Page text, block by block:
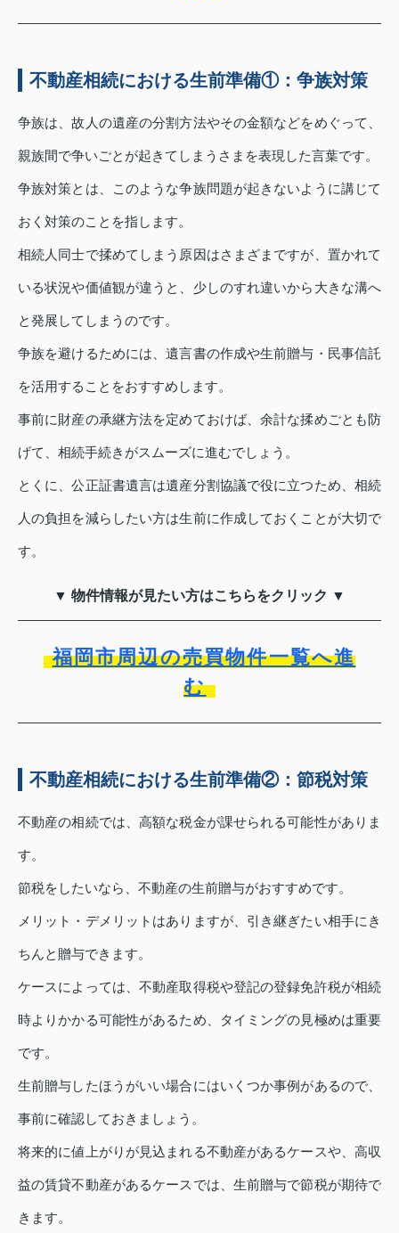
不動産相続における生前準備①：争族対策
争族は、故人の遺産の分割方法やその金額などをめぐって、
親族間で争いごとが起きてしまうさまを表現した言葉です。
争族対策とは、このような争族問題が起きないように講じて
おく対策のことを指します。
相続人同士で揉めてしまう原因はさまざまですが、置かれて
いる状況や価値観が違うと、少しのすれ違いから大きな溝へ
と発展してしまうのです。
争族を避けるためには、遺言書の作成や生前贈与・民事信託
を活用することをおすすめします。
事前に財産の承継方法を定めておけば、余計な揉めごとも防
げて、相続手続きがスムーズに進むでしょう。
とくに、公正証書遺言は遺産分割協議で役に立つため、相続
人の負担を減らしたい方は生前に作成しておくことが大切で
す。
▼ 物件情報が見たい方はこちらをクリック ▼
福岡市周辺の売買物件一覧へ進
む
不動産相続における生前準備②：節税対策
不動産の相続では、高額な税金が課せられる可能性がありま
す。
節税をしたいなら、不動産の生前贈与がおすすめです。
メリット・デメリットはありますが、引き継ぎたい相手にき
ちんと贈与できます。
ケースによっては、不動産取得税や登記の登録免許税が相続
時よりかかる可能性があるため、タイミングの見極めは重要
です。
生前贈与したほうがいい場合にはいくつか事例があるので、
事前に確認しておきましょう。
将来的に値上がりが見込まれる不動産があるケースや、高収
益の賃貸不動産があるケースでは、生前贈与で節税が期待で
きます。